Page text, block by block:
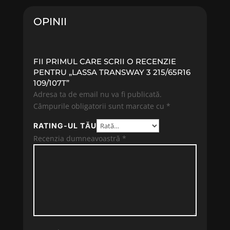
OPINII
FII PRIMUL CARE SCRII O RECENZIE
PENTRU „LASSA TRANSWAY 3 215/65R16
109/107T”
Adresa ta de email nu va fi publicată.
Câmpurile obligatorii sunt marcate cu *
RATING-UL TĂU
Recenzia dumneavoastră *